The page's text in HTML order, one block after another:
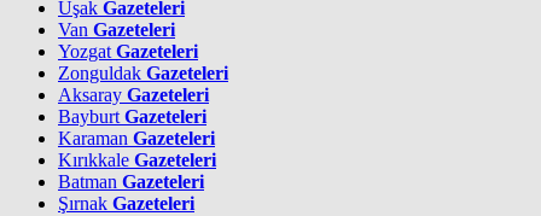
Uşak Gazeteleri
Van Gazeteleri
Yozgat Gazeteleri
Zonguldak Gazeteleri
Aksaray Gazeteleri
Bayburt Gazeteleri
Karaman Gazeteleri
Kırıkkale Gazeteleri
Batman Gazeteleri
Şırnak Gazeteleri